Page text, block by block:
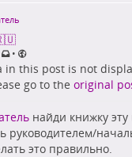
•
in this post is not
go to the original
найди книжку
руководителем/
это правильно.